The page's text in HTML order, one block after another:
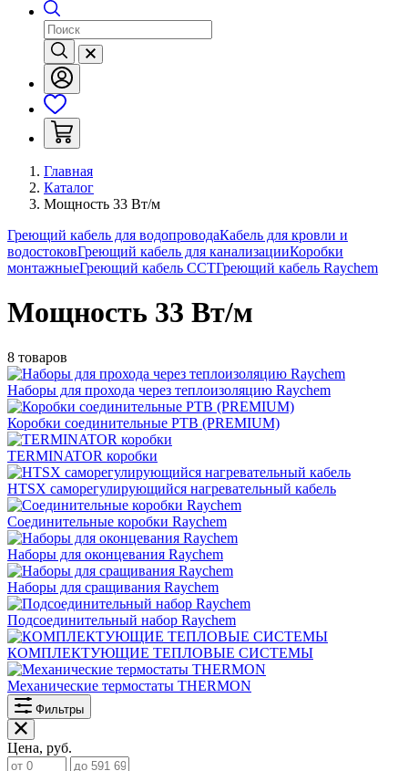
Главная
Каталог
Мощность 33 Вт/м
Греющий кабель для водопроводаКабель для кровли и
водостоковГреющий кабель для канализацииКоробки
монтажныеГреющий кабель ССТГреющий кабель Raychem
Мощность 33 Вт/м
8 товаров
Наборы для прохода через теплоизоляцию Raychem
Коробки соединительные РТВ (PREMIUM)
TERMINATOR коробки
HTSX саморегулирующийся нагревательный кабель
Соединительные коробки Raychem
Наборы для оконцевания Raychem
Наборы для сращивания Raychem
Подсоединительный набор Raychem
КОМПЛЕКТУЮЩИЕ ТЕПЛОВЫЕ СИСТЕМЫ
Механические термостаты THERMON
Фильтры
Цена, руб.